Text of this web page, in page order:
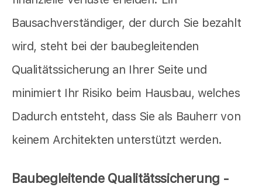
Bausachverständiger, der durch Sie bezahlt
wird, steht bei der baubegleitenden
Qualitätssicherung an Ihrer Seite und
minimiert Ihr Risiko beim Hausbau, welches
Dadurch entsteht, dass Sie als Bauherr von
keinem Architekten unterstützt werden.
Baubegleitende Qualitätssicherung -